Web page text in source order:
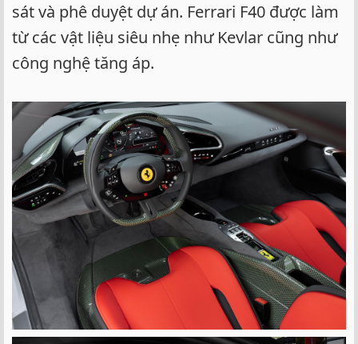
sát và phê duyệt dự án. Ferrari F40 được làm
từ các vật liệu siêu nhẹ như Kevlar cũng như
công nghệ tăng áp.